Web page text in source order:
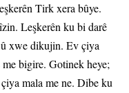
Tirk xera bûye.
Leşkerên ku bi darê
xwe dikujin. Ev çiya
bigire. Gotinek heye;
mala me ne. Dibe ku